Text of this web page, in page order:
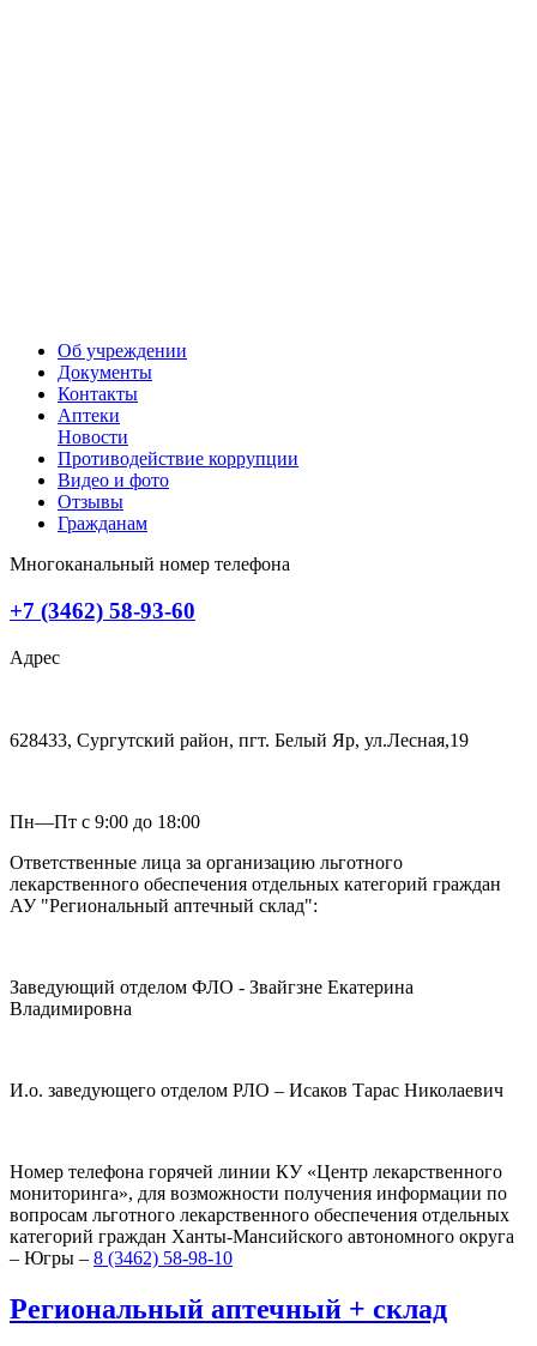
Об учреждении
Документы
Контакты
Аптеки
Новости
Противодействие коррупции
Видео и фото
Отзывы
Гражданам
Многоканальный номер телефона
+7 (3462) 58-93-60
Адрес
628433, Сургутский район, пгт. Белый Яр, ул.Лесная,19
Пн—Пт с 9:00 до 18:00
Ответственные лица за организацию льготного
лекарственного обеспечения отдельных категорий граждан
АУ "Региональный аптечный склад":
Заведующий отделом ФЛО - Звайгзне Екатерина
Владимировна
И.о. заведующего отделом РЛО – Исаков Тарас Николаевич
Номер телефона горячей линии КУ «Центр лекарственного
мониторинга», для возможности получения информации по
вопросам льготного лекарственного обеспечения отдельных
категорий граждан Ханты-Мансийского автономного округа
– Югры – 8 (3462) 58-98-10
Региональный аптечный + склад